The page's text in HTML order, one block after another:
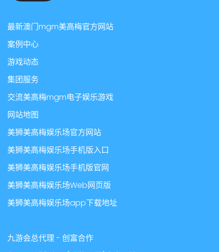
最新澳门mgm美高梅官方网站
案例中心
游戏动态
集团服务
交流美高梅mgm电子娱乐游戏
网站地图
美狮美高梅娱乐场官方网站
美狮美高梅娱乐场手机版入口
美狮美高梅娱乐场手机版官网
美狮美高梅娱乐场Web网页版
美狮美高梅娱乐场app下载地址
九游会总代理 - 创富合作